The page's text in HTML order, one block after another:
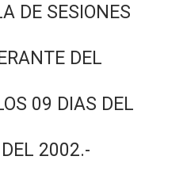
DE SESIONES
DEL
09 DIAS DEL
2002.-